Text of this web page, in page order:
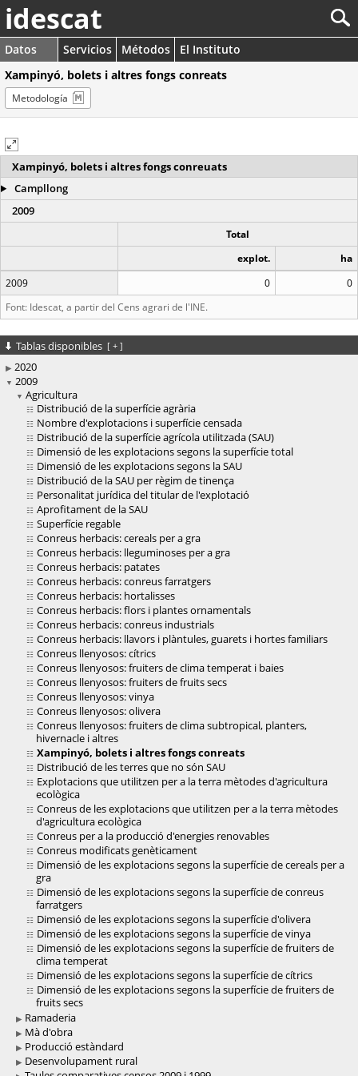
idescat
Datos Servicios Métodos
El Instituto
Xampinyó, bolets i altres fongs conreats
Metodología
Xampinyó, bolets i altres fongs conreuats
Campllong
2009
Total
explot.
ha
2009
0
0
Font: Idescat, a partir del Cens agrari de l'INE.
Tablas disponibles [ + ]
2020
2009
Agricultura
Distribució de la superfície agrària
Nombre d'explotacions i superfície censada
Distribució de la superfície agrícola utilitzada (SAU)
Dimensió de les explotacions segons la superfície total
Dimensió de les explotacions segons la SAU
Distribució de la SAU per règim de tinença
Personalitat jurídica del titular de l'explotació
Aprofitament de la SAU
Superfície regable
Conreus herbacis: cereals per a gra
Conreus herbacis: lleguminoses per a gra
Conreus herbacis: patates
Conreus herbacis: conreus farratgers
Conreus herbacis: hortalisses
Conreus herbacis: flors i plantes ornamentals
Conreus herbacis: conreus industrials
Conreus herbacis: llavors i plàntules, guarets i hortes familiars
Conreus llenyosos: cítrics
Conreus llenyosos: fruiters de clima temperat i baies
Conreus llenyosos: fruiters de fruits secs
Conreus llenyosos: vinya
Conreus llenyosos: olivera
Conreus llenyosos: fruiters de clima subtropical, planters,
hivernacle i altres
Xampinyó, bolets i altres fongs conreats
Distribució de les terres que no són SAU
Explotacions que utilitzen per a la terra mètodes d'agricultura
ecològica
Conreus de les explotacions que utilitzen per a la terra mètodes
d'agricultura ecològica
Conreus per a la producció d'energies renovables
Conreus modificats genèticament
Dimensió de les explotacions segons la superfície de cereals per a
gra
Dimensió de les explotacions segons la superfície de conreus
farratgers
Dimensió de les explotacions segons la superfície d'olivera
Dimensió de les explotacions segons la superfície de vinya
Dimensió de les explotacions segons la superfície de fruiters de
clima temperat
Dimensió de les explotacions segons la superfície de cítrics
Dimensió de les explotacions segons la superfície de fruiters de
fruits secs
Ramaderia
Mà d'obra
Producció estàndard
Desenvolupament rural